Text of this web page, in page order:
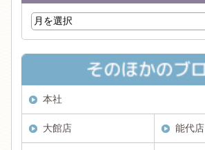
本社
大館店 能代店